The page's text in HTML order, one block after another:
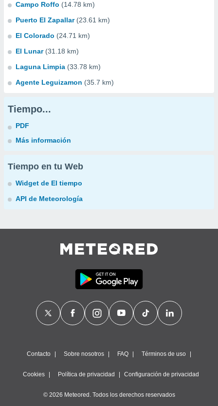
Campo Roffo (14.78 km)
Puerto El Zapallar (23.61 km)
El Colorado (24.71 km)
El Lunar (31.18 km)
Laguna Limpia (33.78 km)
Agente Leguizamon (35.7 km)
Tiempo...
PDF
Más información
Tiempo en tu Web
Widget de El tiempo
API de Meteorología
Contacto Sobre nosotros FAQ Términos de uso
Cookies Política de privacidad Configuración de privacidad
© 2026 Meteored. Todos los derechos reservados